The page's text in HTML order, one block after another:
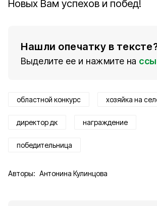
Новых Вам успехов и побед!
Нашли опечатку в
Выделите ее и нажмите на
областной конкурс хозяйка на
директор дк награждение
победительница
Авторы: Антонина Кулинцова